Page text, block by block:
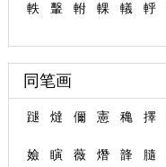
軼 轚 軵 輠 轙 軤
同笔画
蹆 燵 儞 憲 穐 擇
嬐 瞚 薇 熸 韸 膸